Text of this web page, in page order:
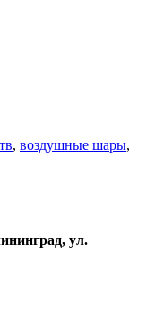
, воздушные шары,
ул.